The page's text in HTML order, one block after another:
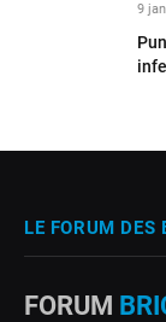
9
LE FORUM DES
FORUM